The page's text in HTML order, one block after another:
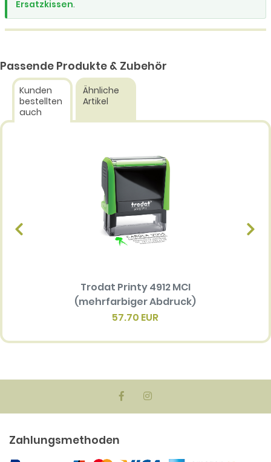
Ersatzkissen.
Passende Produkte & Zubehör
Kunden
bestellten
auch
Ähnliche
Artikel
Trodat Printy 4912 MCI
(mehrfarbiger Abdruck)
57.70 EUR
Zahlungsmethoden